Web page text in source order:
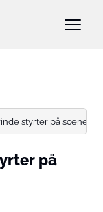
styrter på scenen
på